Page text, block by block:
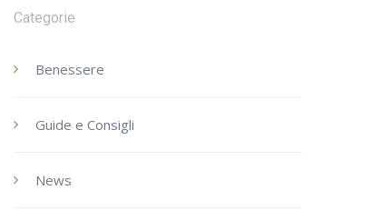
Categorie
Benessere
Guide e Consigli
News